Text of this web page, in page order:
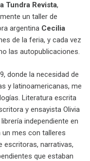
Tundra Revista,
un taller de
argentina Cecilia
de la feria, y cada vez
las autopublicaciones.
la necesidad de
y latinoamericanas, me
Literatura escrita
y ensayista Olivia
independiente en
un mes con talleres
escritoras, narrativas,
que estaban